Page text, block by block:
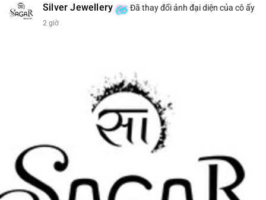
Silver Jewellery Đã thay đổi ảnh đại diện của cô ấy
2 giờ